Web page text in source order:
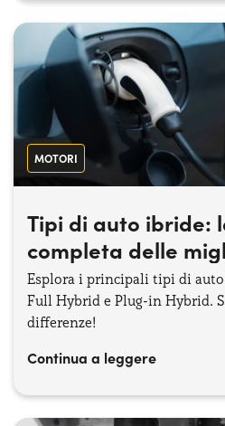
MOTORI
Tipi di auto ibride:
completa delle
Esplora i principali tipi di
Full Hybrid e Plug-in Hybrid.
differenze!
Continua a leggere